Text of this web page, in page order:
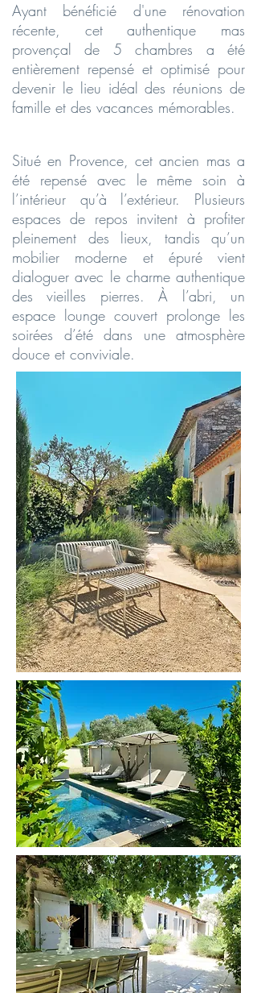
Ayant bénéficié d'une rénovation
récente, cet authentique mas
provençal de 5 chambres a été
entièrement repensé et optimisé pour
devenir le lieu idéal des réunions de
famille et des vacances mémorables.
Situé en Provence, cet ancien mas a
été repensé avec le même soin à
l’intérieur qu’à l’extérieur. Plusieurs
espaces de repos invitent à profiter
pleinement des lieux, tandis qu’un
mobilier moderne et épuré vient
dialoguer avec le charme authentique
des vieilles pierres. À l’abri, un
espace lounge couvert prolonge les
soirées d’été dans une atmosphère
douce et conviviale.